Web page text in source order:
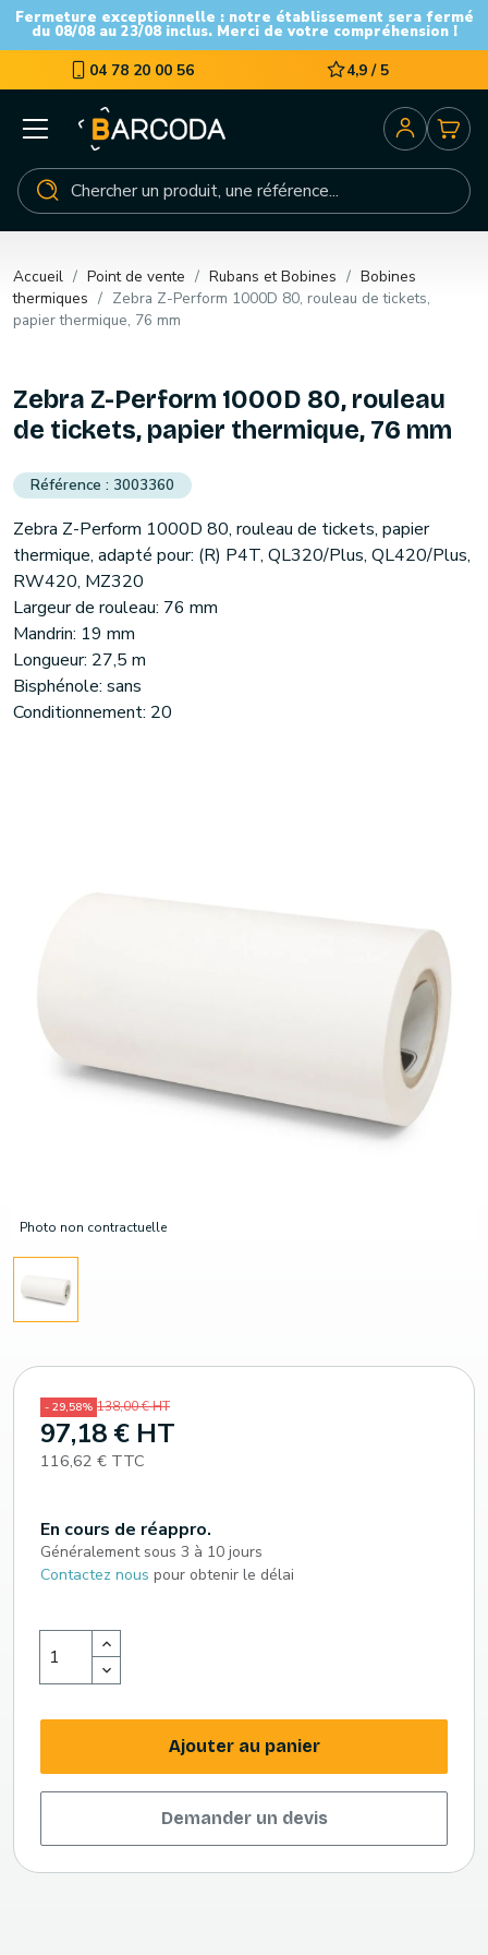
Fermeture exceptionnelle : notre établissement sera fermé
du 08/08 au 23/08 inclus. Merci de votre compréhension !
04 78 20 00 56 4,9 / 5
Accueil Point de vente Rubans et Bobines
Bobines
thermiques
Zebra Z-Perform 1000D 80, rouleau de tickets,
papier thermique, 76 mm
Photo non contractuelle
Zebra Z-Perform 1000D 80, rouleau
de tickets, papier thermique, 76 mm
3003360
Zebra Z-Perform 1000D 80, rouleau de tickets, papier
thermique, adapté pour: (R) P4T, QL320/Plus, QL420/Plus,
RW420, MZ320
Largeur de rouleau: 76 mm
Mandrin: 19 mm
Longueur: 27,5 m
Bisphénole: sans
Conditionnement: 20
- 29,58% 138,00 € HT
97,18 € HT
116,62 € TTC
En cours de réappro.
Généralement sous 3 à 10 jours
Contactez nous pour obtenir le délai
Ajouter au panier
Demander un devis